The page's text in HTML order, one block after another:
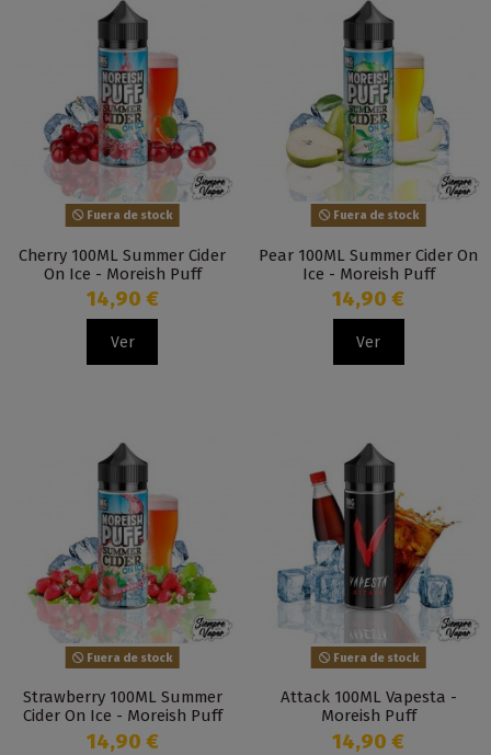
Fuera de stock
Cherry 100ML Summer Cider
On Ice - Moreish Puff
14,90 €
Ver
Fuera de stock
Pear 100ML Summer Cider On
Ice - Moreish Puff
14,90 €
Ver
Fuera de stock
Strawberry 100ML Summer
Cider On Ice - Moreish Puff
14,90 €
Fuera de stock
Attack 100ML Vapesta -
Moreish Puff
14,90 €